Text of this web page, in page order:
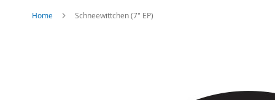
Home Schneewittchen (7" EP)